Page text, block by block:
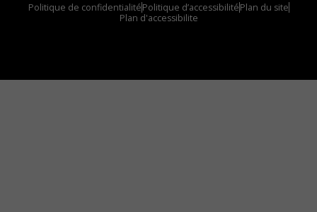
Politique de confidentialitéPolitique d’accessibilitéPlan du site
Plan d'accessibilite